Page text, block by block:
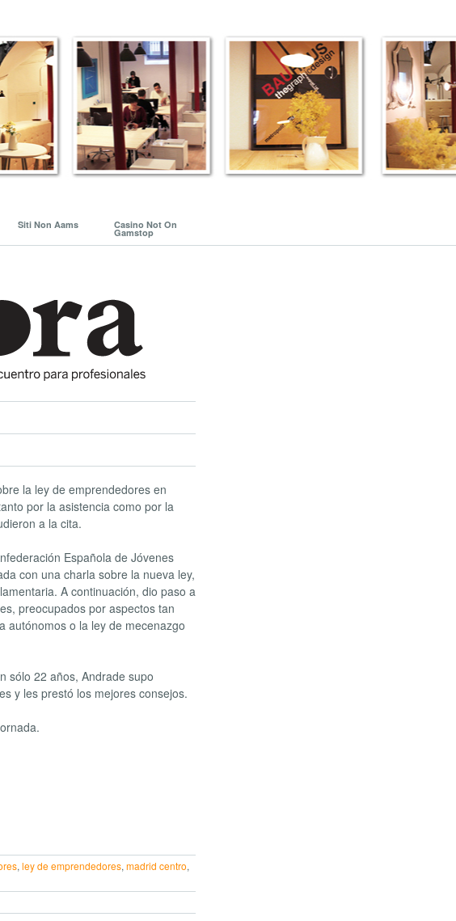
Siti Non Aams Casino Not On
Gamstop
la ley de emprendedores en
por la asistencia como por la
a la cita.
Española de Jóvenes
con una charla sobre la nueva ley,
A continuación, dio paso a
preocupados por aspectos tan
autónomos o la ley de mecenazgo
sólo 22 años, Andrade supo
y les prestó los mejores consejos.
,ley de emprendedores,madrid centro,